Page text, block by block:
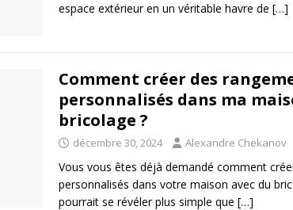
espace extérieur en un véritable havre de […]
Comment créer des
personnalisés dans ma
bricolage ?
décembre 30, 2024 Alexandre Chekanov
Vous vous êtes déjà demandé comment
personnalisés dans votre maison avec du
pourrait se révéler plus simple que […]